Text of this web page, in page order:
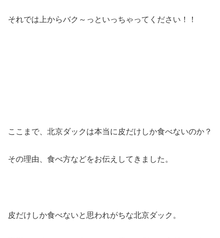
それでは上からバク～っといっちゃってください！！
ここまで、北京ダックは本当に皮だけしか食べないのか？
その理由、食べ方などをお伝えしてきました。
皮だけしか食べないと思われがちな北京ダック。